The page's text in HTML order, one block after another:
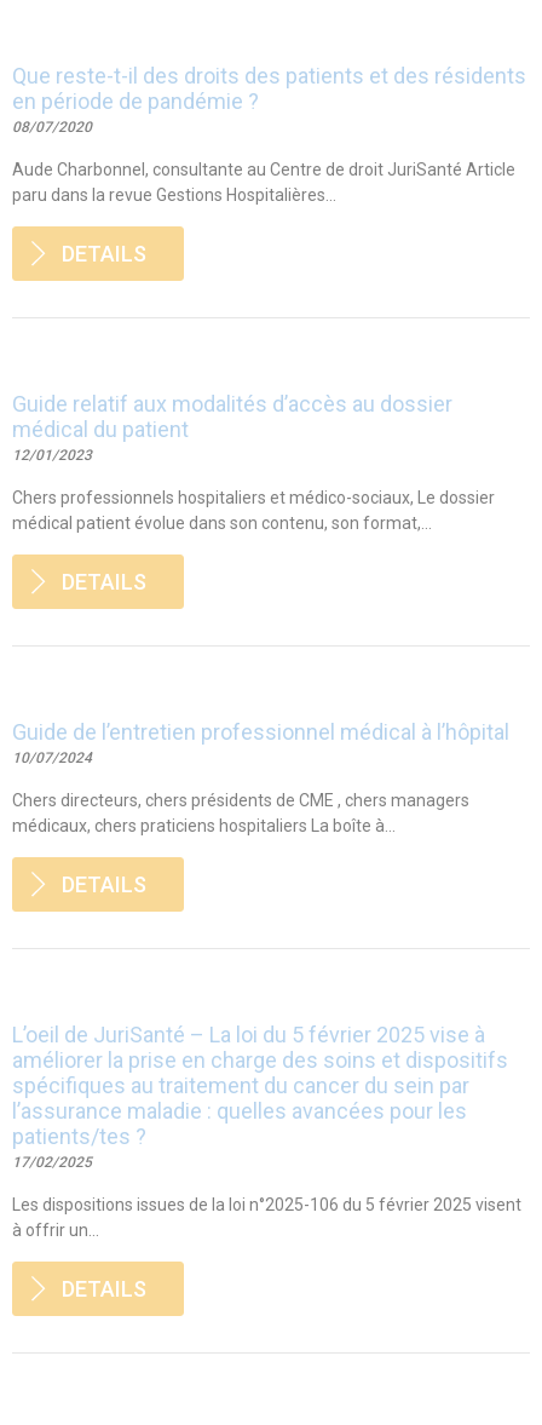
Que reste-t-il des droits des patients et des résidents
en période de pandémie ?
08/07/2020
Aude Charbonnel, consultante au Centre de droit JuriSanté Article
paru dans la revue Gestions Hospitalières...
DETAILS
Guide relatif aux modalités d’accès au dossier
médical du patient
12/01/2023
Chers professionnels hospitaliers et médico-sociaux, Le dossier
médical patient évolue dans son contenu, son format,...
DETAILS
Guide de l’entretien professionnel médical à l’hôpital
10/07/2024
Chers directeurs, chers présidents de CME , chers managers
médicaux, chers praticiens hospitaliers La boîte à...
DETAILS
L’oeil de JuriSanté – La loi du 5 février 2025 vise à
améliorer la prise en charge des soins et dispositifs
spécifiques au traitement du cancer du sein par
l’assurance maladie : quelles avancées pour les
patients/tes ?
17/02/2025
Les dispositions issues de la loi n°2025-106 du 5 février 2025 visent
à offrir un...
DETAILS